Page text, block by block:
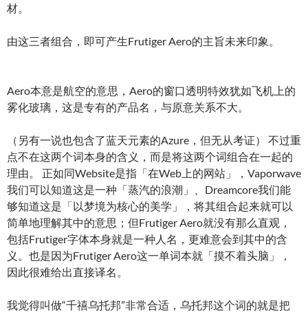
材。
由这三者组合，即可产生Frutiger Aero的主旨未来印象。
Aero本意是航空的意思，Aero的窗口透明特效犹如飞机上的
雾化玻璃，这是专有的产品名，与原意关系不大。
（另有一说也包含了蓝天元素的Azure，但无从考证） 不过重
点不在这两个词本身的含义，而是将这两个词组合在一起的
理由。 正如同Website是指「在Web上的网站」，Vaporwave
我们可以知道这是一种「蒸汽的浪潮」、Dreamcore我们能
够知道这是「以梦境为核心的美学」，将其组合起来就可以
简单地理解其中的意思；但Frutiger Aero就没有那么直观，
包括Frutiger字体本身就是一种人名，更难意会到其中的含
义。也是因为Frutiger Aero这一单词本就「摸不着头脑」，
因此很难给出直接译名。
我觉得叫做“千禧乌托邦”非常合适，乌托邦这个词的就是把